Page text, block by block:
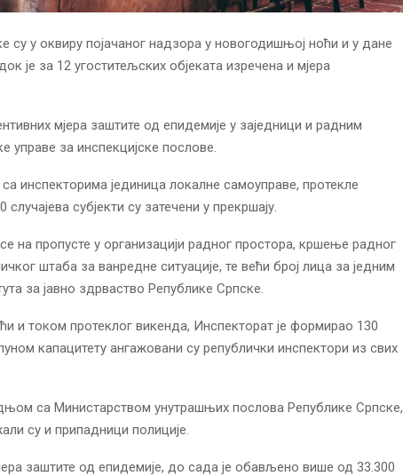
су у оквиру појачаног надзора у новогодишњој ноћи и у дане
је за 12 угоститељских објеката изречена и мјера
мјера заштите од епидемије у заједници и радним
управе за инспекцијске послове.
инспекторима јединица локалне самоуправе, протекле
субјекти су затечени у прекршају.
на пропусте у организацији радног простора, кршење радног
штаба за ванредне ситуације, те већи број лица за једним
за јавно здрваство Републике Српске.
и током протеклог викенда, Инспекторат је формирао 130
капацитету ангажовани су републички инспектори из свих
са Министарством унутрашњих послова Републике Српске,
су и припадници полиције.
заштите од епидемије, до сада је обављено више од 33.300